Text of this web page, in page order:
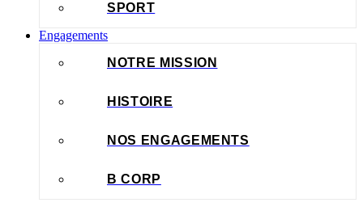
SPORT
Engagements
NOTRE MISSION
HISTOIRE
NOS ENGAGEMENTS
B CORP